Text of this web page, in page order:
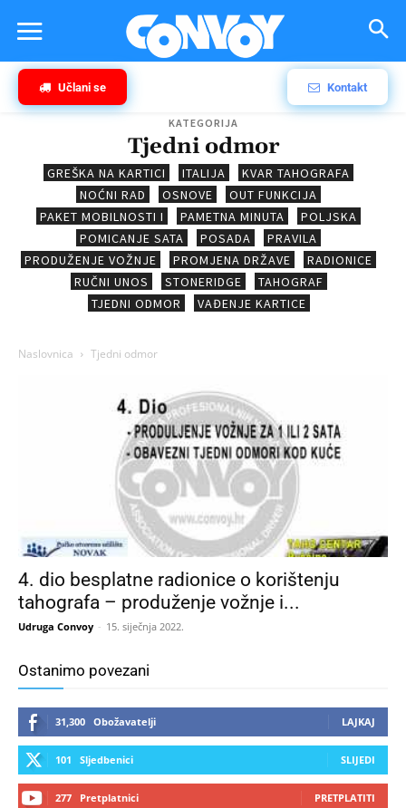
Učlani se Kontakt
KATEGORIJA
Tjedni odmor
GREŠKA NA KARTICI ITALIJA
KVAR TAHOGRAFA
NOĆNI RAD
OSNOVE
OUT FUNKCIJA
PAKET MOBILNOSTI I
PAMETNA MINUTA
POLJSKA
POMICANJE SATA
POSADA
PRAVILA
PRODUŽENJE VOŽNJE
PROMJENA DRŽAVE
RADIONICE
RUČNI UNOS
STONERIDGE
TAHOGRAF
TJEDNI ODMOR
VAĐENJE KARTICE
Naslovnica Tjedni odmor
4. dio besplatne radionice o korištenju
tahografa – produženje vožnje i...
Udruga Convoy - 15. siječnja 2022.
Ostanimo povezani
31,300 Obožavatelji LAJKAJ
101 Sljedbenici SLIJEDI
277 Pretplatnici PRETPLATITI